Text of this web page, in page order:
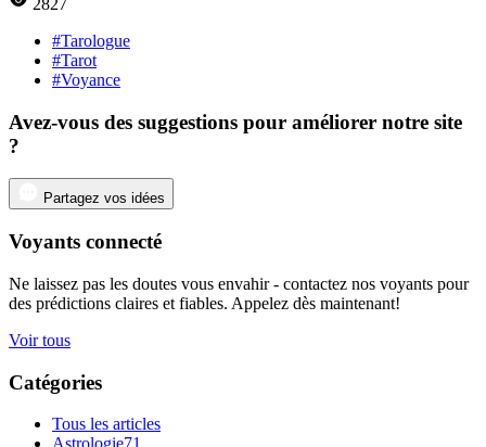
2827
#Tarologue
#Tarot
#Voyance
Avez-vous des suggestions pour améliorer notre site
?
Partagez vos idées
Voyants connecté
Ne laissez pas les doutes vous envahir - contactez nos voyants pour
des prédictions claires et fiables. Appelez dès maintenant!
Voir tous
Catégories
Tous les articles